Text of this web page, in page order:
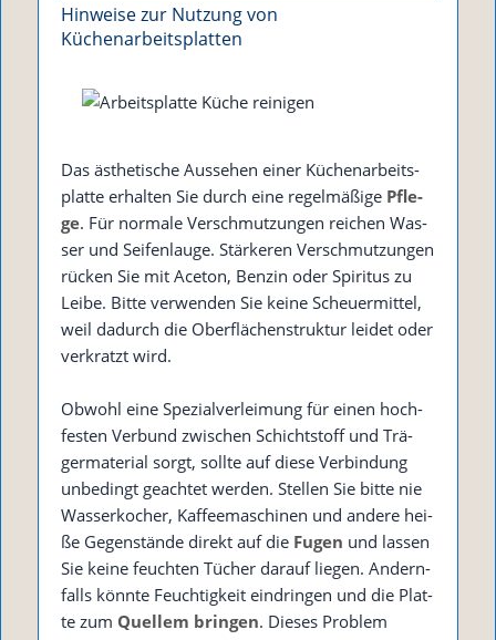
Hinweise zur Nutzung von
Küchenarbeitsplatten
Das ästhe­ti­sche Aus­se­hen einer Küchen­ar­beits­
plat­te erhal­ten Sie durch eine regel­mä­ßi­ge Pfle­
ge. Für nor­ma­le Ver­schmut­zun­gen rei­chen Was­
ser und Sei­fen­lau­ge. Stär­ke­ren Ver­schmut­zun­gen
rücken Sie mit Ace­ton, Ben­zin oder Spi­ri­tus zu
Lei­be. Bit­te ver­wen­den Sie kei­ne Scheu­er­mit­tel,
weil dadurch die Ober­flä­chen­struk­tur lei­det oder
ver­kratzt wird.
Obwohl eine Spe­zi­al­ver­lei­mung für einen hoch­
fes­ten Ver­bund zwi­schen Schicht­stoff und Trä­
ger­ma­te­ri­al sorgt, soll­te auf die­se Ver­bin­dung
unbe­dingt geach­tet wer­den. Stel­len Sie bit­te nie
Was­ser­ko­cher, Kaf­fee­ma­schi­nen und ande­re hei­
ße Gegen­stän­de direkt auf die Fugen und las­sen
Sie kei­ne feuch­ten Tücher dar­auf lie­gen. Andern­
falls könn­te Feuch­tig­keit ein­drin­gen und die Plat­
te zum Quel­lem brin­gen. Die­ses Pro­blem